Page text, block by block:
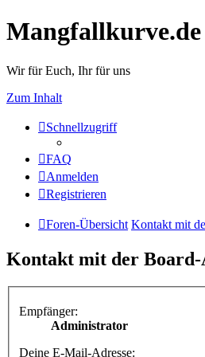
Mangfallkurve.de
Wir für Euch, Ihr für uns
Zum Inhalt
Schnellzugriff
FAQ
Anmelden
Registrieren
Foren-Übersicht Kontakt mit
Kontakt mit der
Empfänger:
Administrator
Deine E-Mail-Adresse: